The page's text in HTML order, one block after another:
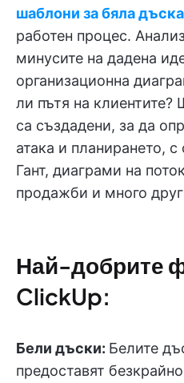
шаблони за бяла дъска
работен процес.
минусите на дадена
организационна
ли пътя на клиентите?
са създадени, за да
атака и планирането,
Гант, диаграми на
продажби и много
Най-добрите
ClickUp:
Бели дъски: Белите
предоставят